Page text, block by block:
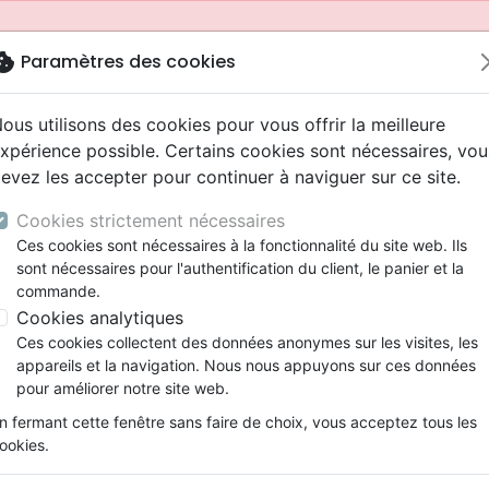
Nouveautés
Testaments
Etude biblique
Segond
Darby
Bandes dessinées
Souffrance, Relation d'aide
Ethique, société, politique
ans
Adolescents, jeunes
Latino, Folk
Soul
Rap, Hip-hop
Louange, Adoration
Pop, Rock
animés
conférences
Films, fiction
Jeux
Papeterie
depuis votre pays (United States).
Jungschar-Abenteuer von Andi Fett
Paramètres des cookies
utilisons des cookies pour vous offrir la meilleure
possible. Certains cookies sont nécessaires,
les accepter pour continuer à naviguer sur ce site.
Cookies strictement nécessaires
Ces cookies sont nécessaires à la fonctionnalité du site web. Ils
sont nécessaires pour l'authentification du client, le panier et la
commande.
Cookies analytiques
Ces cookies collectent des données anonymes sur les visites, les
appareils et la navigation. Nous nous appuyons sur ces données
pour améliorer notre site web.
fermant cette fenêtre sans faire de choix, vous acceptez tous les